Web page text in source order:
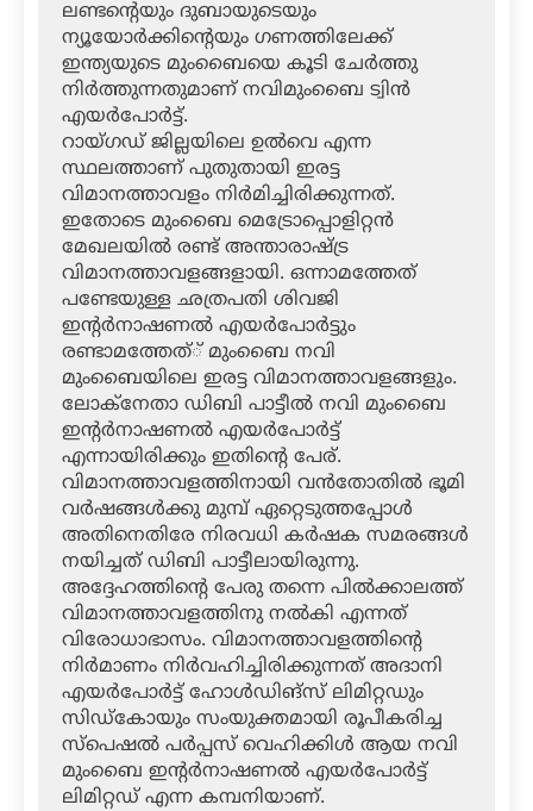
ലണ്ടന്റെയും ദുബായുടെയും
ന്യൂയോര്‍ക്കിന്റെയും ഗണത്തിലേക്ക്
ഇന്ത്യയുടെ മുംബൈയെ കൂടി ചേര്‍ത്തു
നിര്‍ത്തുന്നതുമാണ് നവിമുംബൈ ട്വിന്‍
എയര്‍പോര്‍ട്ട്.
റായ്ഗഡ് ജില്ലയിലെ ഉല്‍വെ എന്ന
സ്ഥലത്താണ് പുതുതായി ഇരട്ട
വിമാനത്താവളം നിര്‍മിച്ചിരിക്കുന്നത്.
ഇതോടെ മുംബൈ മെട്രോപ്പൊളിറ്റന്‍
മേഖലയില്‍ രണ്ട് അന്താരാഷ്ട്ര
വിമാനത്താവളങ്ങളായി. ഒന്നാമത്തേത്
പണ്ടേയുള്ള ഛത്രപതി ശിവജി
ഇന്റര്‍നാഷണല്‍ എയര്‍പോര്‍ട്ടും
രണ്ടാമത്തേത്് മുംബൈ നവി
മുംബൈയിലെ ഇരട്ട വിമാനത്താവളങ്ങളും.
ലോക്‌നേതാ ഡിബി പാട്ടീല്‍ നവി മുംബൈ
ഇന്റര്‍നാഷണല്‍ എയര്‍പോര്‍ട്ട്
എന്നായിരിക്കും ഇതിന്റെ പേര്.
വിമാനത്താവളത്തിനായി വന്‍തോതില്‍ ഭൂമി
വര്‍ഷങ്ങള്‍ക്കു മുമ്പ് ഏറ്റെടുത്തപ്പോള്‍
അതിനെതിരേ നിരവധി കര്‍ഷക സമരങ്ങള്‍
നയിച്ചത് ഡിബി പാട്ടീലായിരുന്നു.
അദ്ദേഹത്തിന്റെ പേരു തന്നെ പില്‍ക്കാലത്ത്
വിമാനത്താവളത്തിനു നല്‍കി എന്നത്
വിരോധാഭാസം. വിമാനത്താവളത്തിന്റെ
നിര്‍മാണം നിര്‍വഹിച്ചിരിക്കുന്നത് അദാനി
എയര്‍പോര്‍ട്ട് ഹോള്‍ഡിങ്‌സ് ലിമിറ്റഡും
സിഡ്‌കോയും സംയുക്തമായി രൂപീകരിച്ച
സ്‌പെഷല്‍ പര്‍പ്പസ് വെഹിക്കിള്‍ ആയ നവി
മുംബൈ ഇന്റര്‍നാഷണല്‍ എയര്‍പോര്‍ട്ട്
ലിമിറ്റഡ് എന്ന കമ്പനിയാണ്.